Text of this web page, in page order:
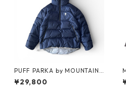
PUFF PARKA by MOUNTAIN
RESEARCH
¥29,800